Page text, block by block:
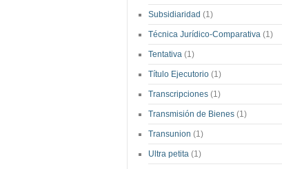
Subsidiaridad (1)
Técnica Jurídico-Comparativa (1)
Tentativa (1)
Título Ejecutorio (1)
Transcripciones (1)
Transmisión de Bienes (1)
Transunion (1)
Ultra petita (1)